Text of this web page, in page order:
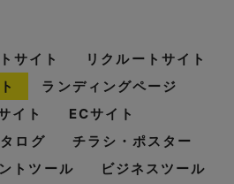
サイト
リクルートサイト
ランディングページ
イト
ECサイト
ログ
チラシ・ポスター
トツール
ビジネスツール